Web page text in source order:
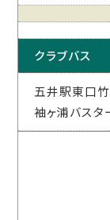
クラブバス
五井駅東口
袖ヶ浦バスタ